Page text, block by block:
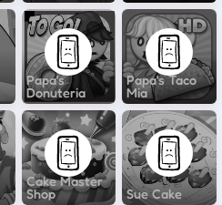
Papa's
Donuteria
Papa's Taco
Mia
Cake Master
Shop
Sue Cake